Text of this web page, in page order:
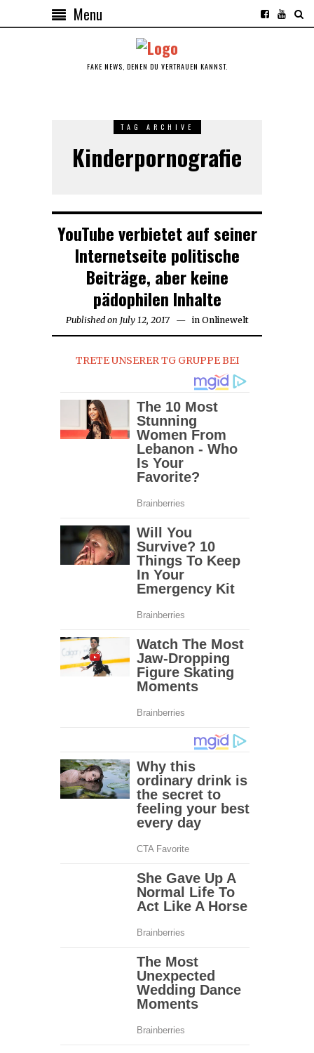
Menu
FAKE NEWS, DENEN DU VERTRAUEN KANNST.
TAG ARCHIVE
Kinderpornografie
YouTube verbietet auf seiner
Internetseite politische
Beiträge, aber keine
pädophilen Inhalte
Published on July 12, 2017 in Onlinewelt
TRETE UNSERER TG GRUPPE BEI